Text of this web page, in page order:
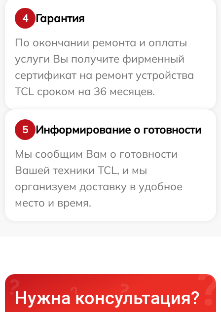
4
Гарантия
По окончании ремонта и оплаты
услуги Вы получите фирменный
сертификат на ремонт устройства
TCL сроком на 36 месяцев.
5
Информирование о готовности
Мы сообщим Вам о готовности
Вашей техники TCL, и мы
организуем доставку в удобное
место и время.
Нужна консультация?